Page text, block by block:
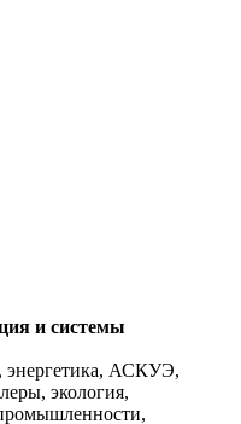
и системы
АСКУЭ,
экология,